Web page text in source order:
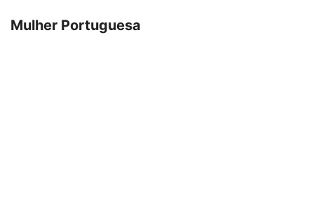
Mulher Portuguesa